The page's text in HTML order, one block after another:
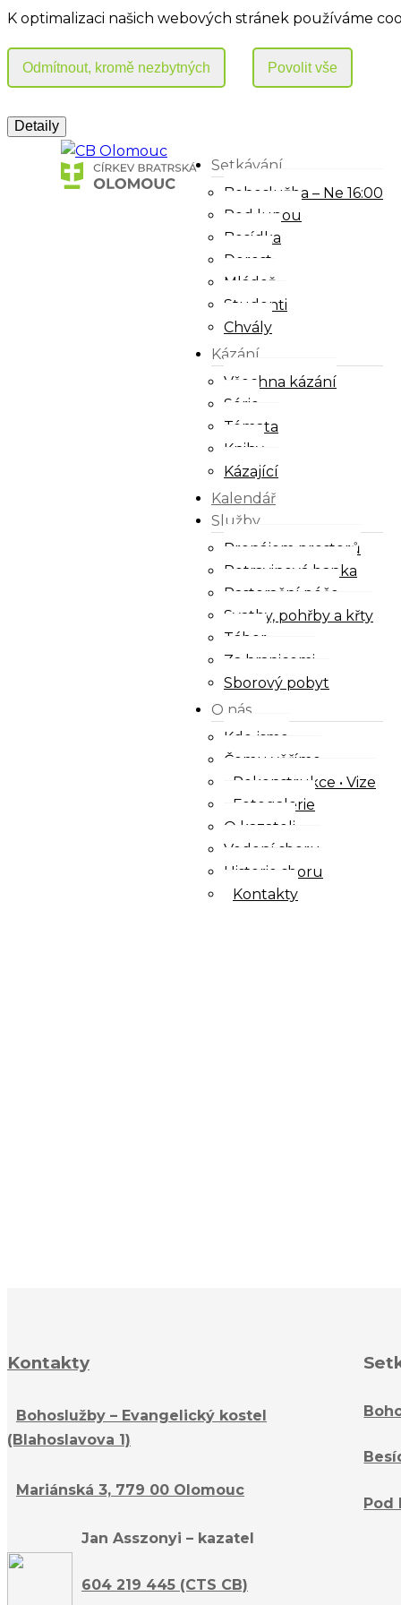
K optimalizaci našich webových stránek používáme
Setkávání
Bohoslužba – Ne 16:00
Pod lupou
Besídka
Dorost
Mládež
Studenti
Chvály
Kázání
Všechna kázání
Série
Témata
Knihy
Kázající
Kalendář
Služby
Pronájem prostorů
Potravinová banka
Pastorační péče
Svatby, pohřby a křty
Tábor
Za hranicemi
Sborový pobyt
O nás
Kdo jsme
Čemu věříme
Rekonstrukce • Vize
Fotogalerie
O kazateli
Vedení sboru
Historie sboru
Kontakty
Kontakty
Bohoslužby – Evangelický kostel
(Blahoslavova 1)
Mariánská 3, 779 00 Olomouc
Jan Asszonyi – kazatel
604 219 445 (CTS CB)
Pod